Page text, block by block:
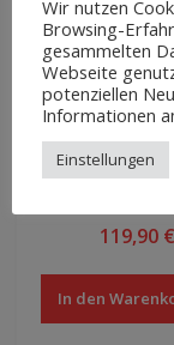
Ähnliche
119,90 €
In den
Wir nutzen
Browsing-
gesammelten
Webseite
potenziellen
Informationen
Einstellungen